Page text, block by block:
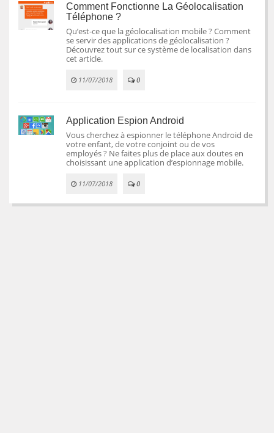
Comment Fonctionne La Géolocalisation
Téléphone ?
Qu’est-ce que la géolocalisation mobile ? Comment
se servir des applications de géolocalisation ?
Découvrez tout sur ce système de localisation dans
cet article.
11/07/2018 0
Application Espion Android
Vous cherchez à espionner le téléphone Android de
votre enfant, de votre conjoint ou de vos
employés ? Ne faites plus de place aux doutes en
choisissant une application d’espionnage mobile.
11/07/2018 0